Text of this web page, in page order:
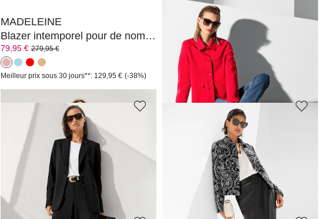
MADELEINE
Blazer intemporel pour de nombreux looks
79,95 €279,95 €
Meilleur prix sous 30 jours**: 129,95 € (-38%)
MADELEINE
389,95 €
MADELEINE
Blazer
139,95 € 239,95 €
Meilleur prix sous 30 jours**: 229,95 €
MADELEINE
349,95 €
Meilleur prix sous 30 jours**: 199,95 €